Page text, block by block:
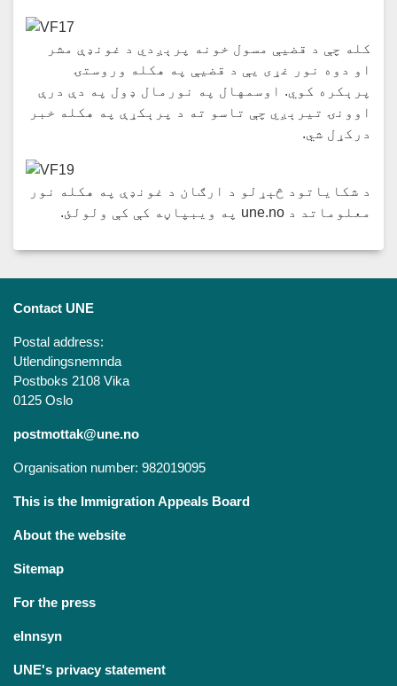
کله چې د قضیې مسول خونه پرېږدي د غونډې مشر
او دوه نور غړی یې د قضیې په هکله وروستۍ
پرېکره کوي. اوسمهال په نورمال ډول په دې درې
اوونۍ تیرېږي چې تاسو ته د پرېکړې په هکله خبر
درکړل شي.
د شکایاتود څېړلو د ارګان د غونډې په هکله نور
معلوماتد د une.no په ویبپاڼه کې کې ولولئ.
Contact UNE
Postal address:
Utlendingsnemnda
Postboks 2108 Vika
0125 Oslo
postmottak@une.no
Organisation number: 982019095
This is the Immigration Appeals Board
About the website
Sitemap
For the press
eInnsyn
UNE's privacy statement